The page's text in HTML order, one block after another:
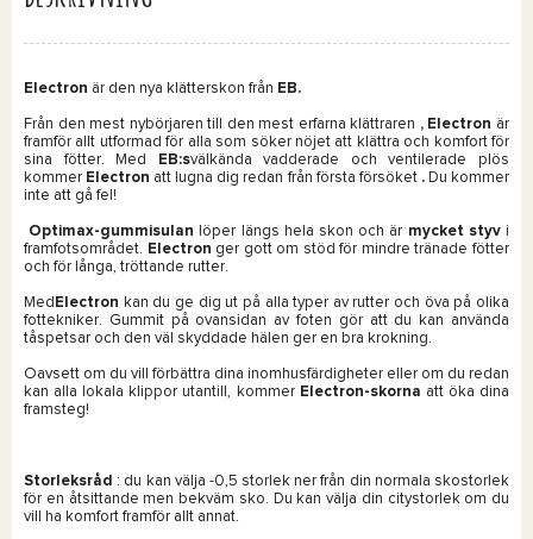
Electron är den nya klätterskon från EB.
Från den mest nybörjaren till den mest erfarna klättraren , Electron är
framför allt utformad för alla som söker nöjet att klättra och komfort för
sina fötter. Med
EB:svälkända vadderade och ventilerade plös
kommer Electron att lugna dig redan från första försöket .Du kommer
inte att gå fel!
Optimax-gummisulan löper längs hela skon och är mycket styvi
framfotsområdet. Electron ger gott om stöd för mindre tränade fötter
och för långa, tröttande rutter.
Med Electron kan du ge dig ut på alla typer av rutter och öva på olika
fottekniker. Gummit på ovansidan av foten gör att du kan använda
tåspetsar och den väl skyddade hälen ger en bra krokning.
Oavsett om du vill förbättra dina inomhusfärdigheter eller om du redan
kan alla lokala klippor utantill, kommer Electron-skorna att öka dina
framsteg!
Storleksråd : du kan välja -0,5 storlek ner från din normala skostorlek
för en åtsittande men bekväm sko. Du kan välja din citystorlek om du
vill ha komfort framför allt annat.